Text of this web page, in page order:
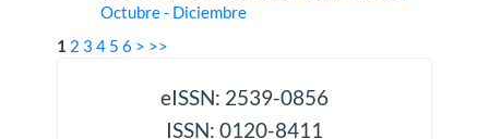
Octubre - Diciembre
1 2 3 4 5 6 > >>
eISSN: 2539-0856
ISSN: 0120-8411